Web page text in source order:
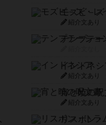
モズビ－
紹介文あり
テンプテー
インドネシ
紹介文あり
宵と暁の呪
紹介文あり
リスボン